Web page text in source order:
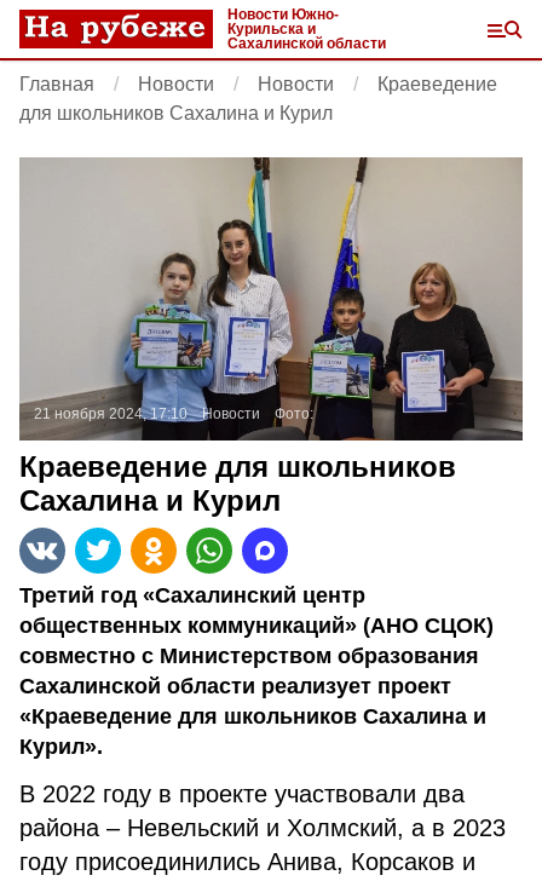
Новости Южно-
Курильска и
Сахалинской области
Главная Новости Новости
Краеведение
для школьников Сахалина и Курил
21 ноября 2024, 17:10 Новости Фото:
Краеведение для школьников
Сахалина и Курил
Третий год «Сахалинский центр
общественных коммуникаций» (АНО СЦОК)
совместно с Министерством образования
Сахалинской области реализует проект
«Краеведение для школьников Сахалина и
Курил».
В 2022 году в проекте участвовали два
района – Невельский и Холмский, а в 2023
году присоединились Анива, Корсаков и